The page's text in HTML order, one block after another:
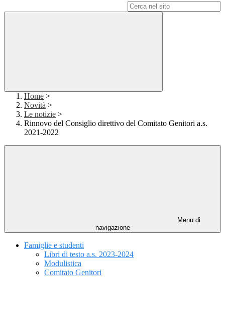
Home >
Novità >
Le notizie >
Rinnovo del Consiglio direttivo del Comitato Genitori a.s.
2021-2022
Menu di
navigazione
Famiglie e studenti
Libri di testo a.s. 2023-2024
Modulistica
Comitato Genitori